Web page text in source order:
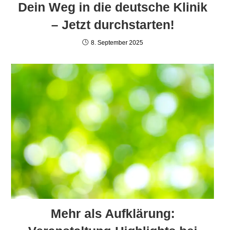
Dein Weg in die deutsche Klinik
– Jetzt durchstarten!
8. September 2025
Mehr als Aufklärung: